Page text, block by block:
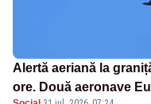
Alertă aeriană la
ore. Două aeronave